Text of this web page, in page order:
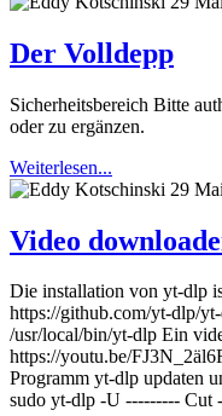
Der Volldepp
Sicherheitsbereich Bitte
oder zu ergänzen.
Weiterlesen...
29
Video
Die installation von yt-dlp
https://github.com/yt-dlp/
/usr/local/bin/yt-dlp Ein
https://youtu.be/
Programm yt-dlp updaten
sudo yt-dlp -U ---------